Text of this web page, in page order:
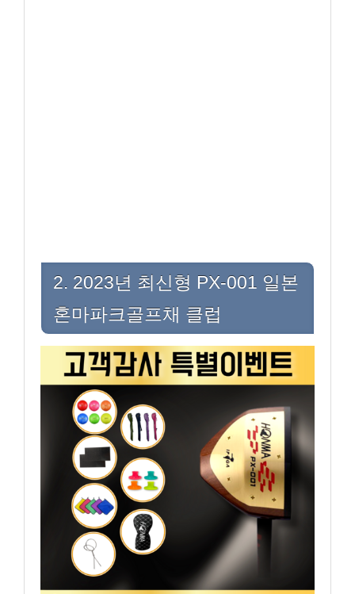
2. 2023년 최신형 PX-001 일본
혼마파크골프채 클럽